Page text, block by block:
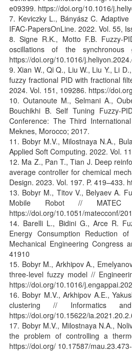
e09399. https://doi.org/10.1016/
7. Keviczky L., Bányász C.
IFAC-PapersOnLine. 2022. Vol. 55,
8. Signe R.K., Motto F.B. Fuzzy-
oscillations of the
https://doi.org/10.1016/
9. Xian W., Qi Q., Liu W., Liu Y., Li
fuzzy fractional PID with fractional
2024. Vol. 151, 109286. https://
10. Outanoute M., Selmani A.,
Bouchikhi B. Self Tuning Fuzzy-
Conference: The Third
Meknes, Morocco; 2017.
11. Bobyr M.V., Milostnaya N.A.,
Applied Soft Computing. 2022. Vol.
12. Ma Z., Pan T., Tian J. Deep
average controller for chemical
Design. 2023. Vol. 197. P. 419–433.
13. Bobyr M., Titov V., Belyaev A.
Mobile Robot //
https://doi.org/10.1051/matecconf/
14. Barelli L., Bidini G., Arce R.
Energy Consumption Reduction
Mechanical Engineering Congress
41910
15. Bobyr M., Arkhipov A.,
three-level fuzzy model //
https://doi.org/10.1016/
16. Bobyr M.V., Arkhipov A.E.,
clustering // Informatics
https://doi.org/10.15622/
17. Bobyr M.V., Milostnaya N.A.,
the problem of controlling a
https://doi.org/ 10.17587/